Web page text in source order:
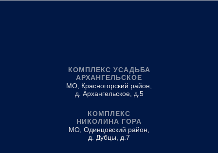
КОМПЛЕКС
НИКОЛИНА ГОРА
КОМПЛЕКС УСАДЬБА
АРХАНГЕЛЬСКОЕ
МО, Красногорский район,
д. Архангельское, д.5
МО, Одинцовский район,
д. Дубцы, д.7